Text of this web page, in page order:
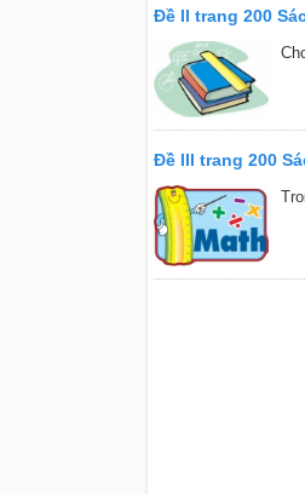
Đề II trang 200
Đề III trang 200